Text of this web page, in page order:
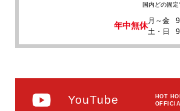
国内どの固
年中無休
月～金
土・日
YouTube
HOT